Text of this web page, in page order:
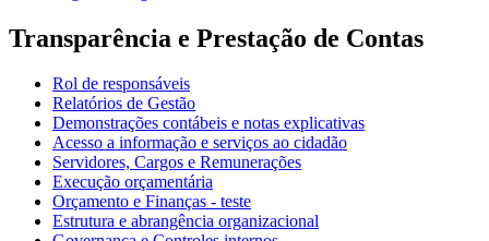
Transparência e Prestação de Contas
Rol de responsáveis
Relatórios de Gestão
Demonstrações contábeis e notas explicativas
Acesso a informação e serviços ao cidadão
Servidores, Cargos e Remunerações
Execução orçamentária
Orçamento e Finanças - teste
Estrutura e abrangência organizacional